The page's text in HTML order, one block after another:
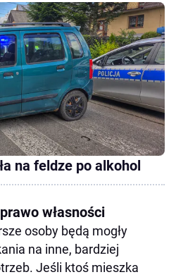
na feldze po alkohol
własności
osoby będą mogły
na inne, bardziej
Jeśli ktoś mieszka